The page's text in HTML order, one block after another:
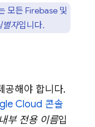
모든 Firebase 및
별자입니다.
공해야 합니다.
Cloud 콘솔
내부 전용 이름입